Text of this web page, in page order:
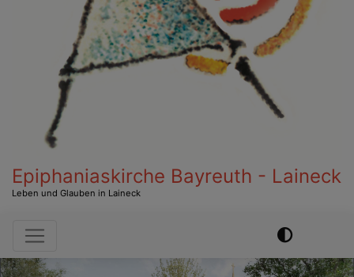
Epiphaniaskirche Bayreuth - Laineck
Leben und Glauben in Laineck
Hauptnavigation